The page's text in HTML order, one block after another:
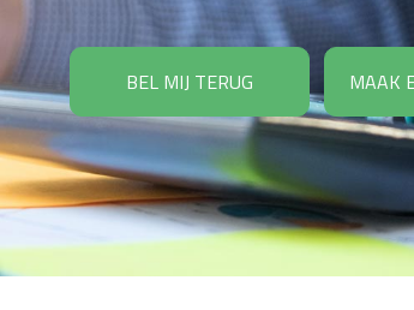
Arbeidsrechtelijke
Advisering
Salarisadministratie
Personeelsadministratie
Detachering
BEL MIJ TERUG MAAK